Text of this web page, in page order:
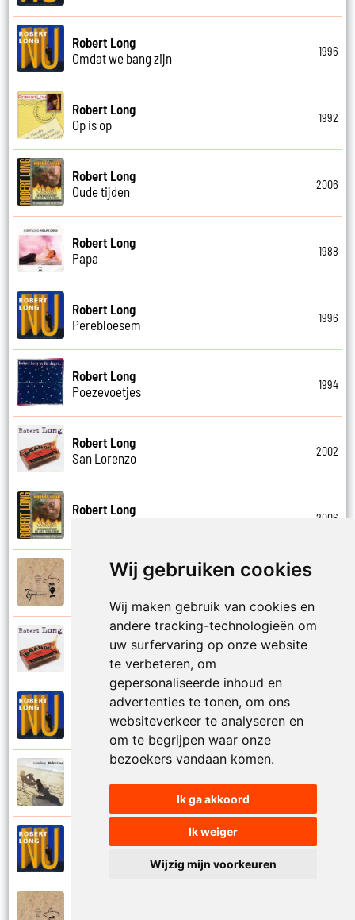
Wij gebruiken cookies
Wij maken gebruik van cookies en
andere tracking-technologieën om
uw surfervaring op onze website
te verbeteren, om
gepersonaliseerde inhoud en
advertenties te tonen, om ons
websiteverkeer te analyseren en
om te begrijpen waar onze
bezoekers vandaan komen.
Ik ga akkoord
Ik weiger
Wijzig mijn voorkeuren
Robert Long
Omdat we bang zijn
1996
Robert Long
Op is op
1992
Robert Long
Oude tijden
2006
Robert Long
Papa
1988
Robert Long
Perebloesem
1996
Robert Long
Poezevoetjes
1994
Robert Long
San Lorenzo
2002
Robert Long
2006
Tsjechov (Musical)
Robert Long
Seizoenen
Robert Long
Settela
Soms zou ik best
Robert Long